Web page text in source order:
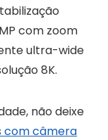
com zoom
ultra-wide
8K.
não deixe
com câmera